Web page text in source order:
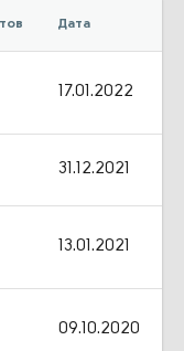
Дата
17.01.2022
31.12.2021
13.01.2021
09.10.2020